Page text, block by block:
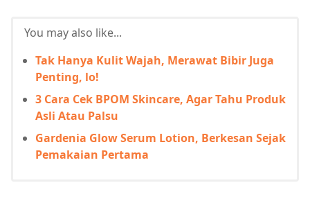
You may also like...
Tak Hanya Kulit Wajah, Merawat Bibir Juga
Penting, lo!
3 Cara Cek BPOM Skincare, Agar Tahu Produk
Asli Atau Palsu
Gardenia Glow Serum Lotion, Berkesan Sejak
Pemakaian Pertama